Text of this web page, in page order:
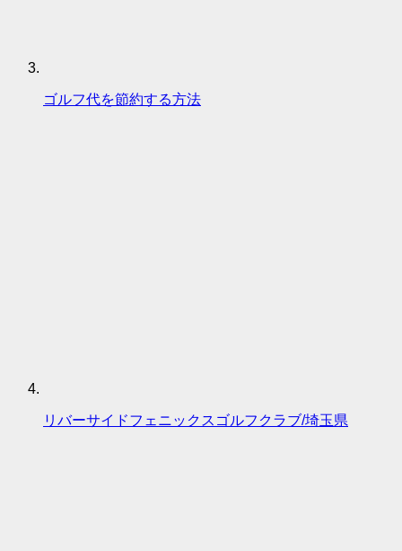
ゴルフ代を節約する方法
リバーサイドフェニックスゴルフクラブ/埼玉県